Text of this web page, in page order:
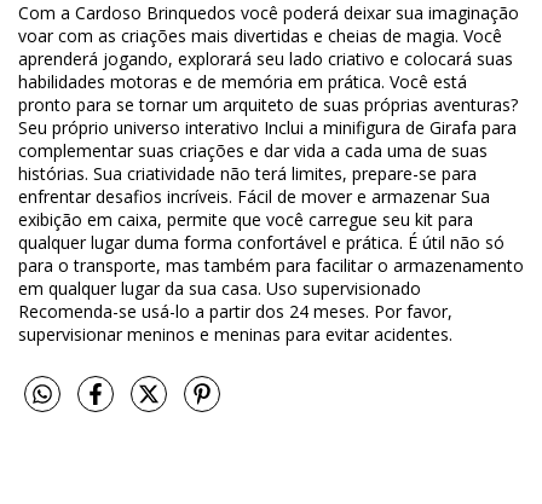
Com a Cardoso Brinquedos você poderá deixar sua imaginação
voar com as criações mais divertidas e cheias de magia. Você
aprenderá jogando, explorará seu lado criativo e colocará suas
habilidades motoras e de memória em prática. Você está
pronto para se tornar um arquiteto de suas próprias aventuras?
Seu próprio universo interativo Inclui a minifigura de Girafa para
complementar suas criações e dar vida a cada uma de suas
histórias. Sua criatividade não terá limites, prepare-se para
enfrentar desafios incríveis. Fácil de mover e armazenar Sua
exibição em caixa, permite que você carregue seu kit para
qualquer lugar duma forma confortável e prática. É útil não só
para o transporte, mas também para facilitar o armazenamento
em qualquer lugar da sua casa. Uso supervisionado
Recomenda-se usá-lo a partir dos 24 meses. Por favor,
supervisionar meninos e meninas para evitar acidentes.